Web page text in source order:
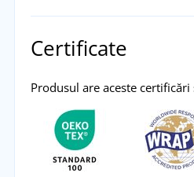
Certificate
Produsul are aceste certificări